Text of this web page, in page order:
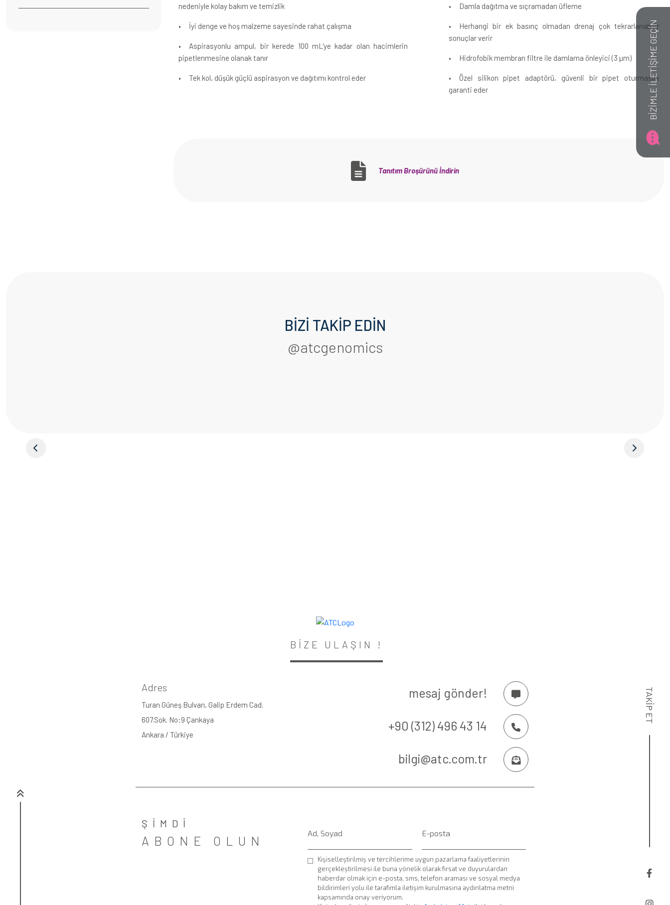
nedeniyle kolay bakım ve temizlik
• İyi denge ve hoş malzeme sayesinde rahat çalışma
•
Aspirasyonlu ampul, bir kerede 100 mL'ye kadar olan hacimlerin
pipetlenmesine olanak tanır
• Tek kol, düşük güçlü aspirasyon ve dağıtımı kontrol eder
• Damla dağıtma ve sıçramadan üfleme
•
Herhangi bir ek basınç olmadan drenaj çok tekrarlanabilir
sonuçlar verir
• Hidrofobik membran filtre ile damlama önleyici (3 µm)
•
Özel silikon pipet adaptörü, güvenli bir pipet oturmasını
garanti eder
Tanıtım Broşürünü İndirin
BİZİMLE İLETİŞİME GEÇİN
BİZİ TAKİP EDİN
@atcgenomics
BİZE ULAŞIN !
Adres
Turan Güneş Bulvarı, Galip Erdem Cad.
607.Sok. No:9 Çankaya
Ankara / Türkiye
mesaj gönder!
+90 (312) 496 43 14
ŞİMDİ
ABONE OLUN
Kişiselleştirilmiş ve tercihlerime uygun pazarlama faaliyetlerinin
gerçekleştirilmesi ile buna yönelik olarak fırsat ve duyurulardan
haberdar olmak için e-posta, sms, telefon araması ve sosyal medya
bildirimleri yolu ile tarafımla iletişim kurulmasına aydınlatma metni
kapsamında onay veriyorum.
TAKİP ET